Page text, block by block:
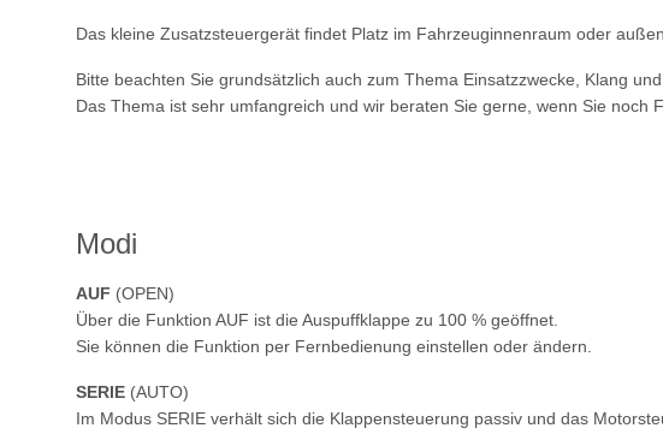
Das kleine Zusatzsteuergerät findet Platz im Fahrzeuginnenraum oder
Bitte beachten Sie grundsätzlich auch zum Thema Einsatzzwecke, Klang
Das Thema ist sehr umfangreich und wir beraten Sie gerne, wenn Sie noch
Modi
AUF (OPEN)
Über die Funktion AUF ist die Auspuffklappe zu 100 % geöffnet.
Sie können die Funktion per Fernbedienung einstellen oder ändern.
SERIE (AUTO)
Im Modus SERIE verhält sich die Klappensteuerung passiv und das